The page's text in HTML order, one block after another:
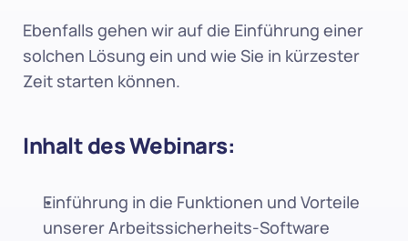
Ebenfalls gehen wir auf die Einführung einer
solchen Lösung ein und wie Sie in kürzester
Zeit starten können.
Inhalt des Webinars:
Einführung in die Funktionen und Vorteile
unserer Arbeitssicherheits-Software